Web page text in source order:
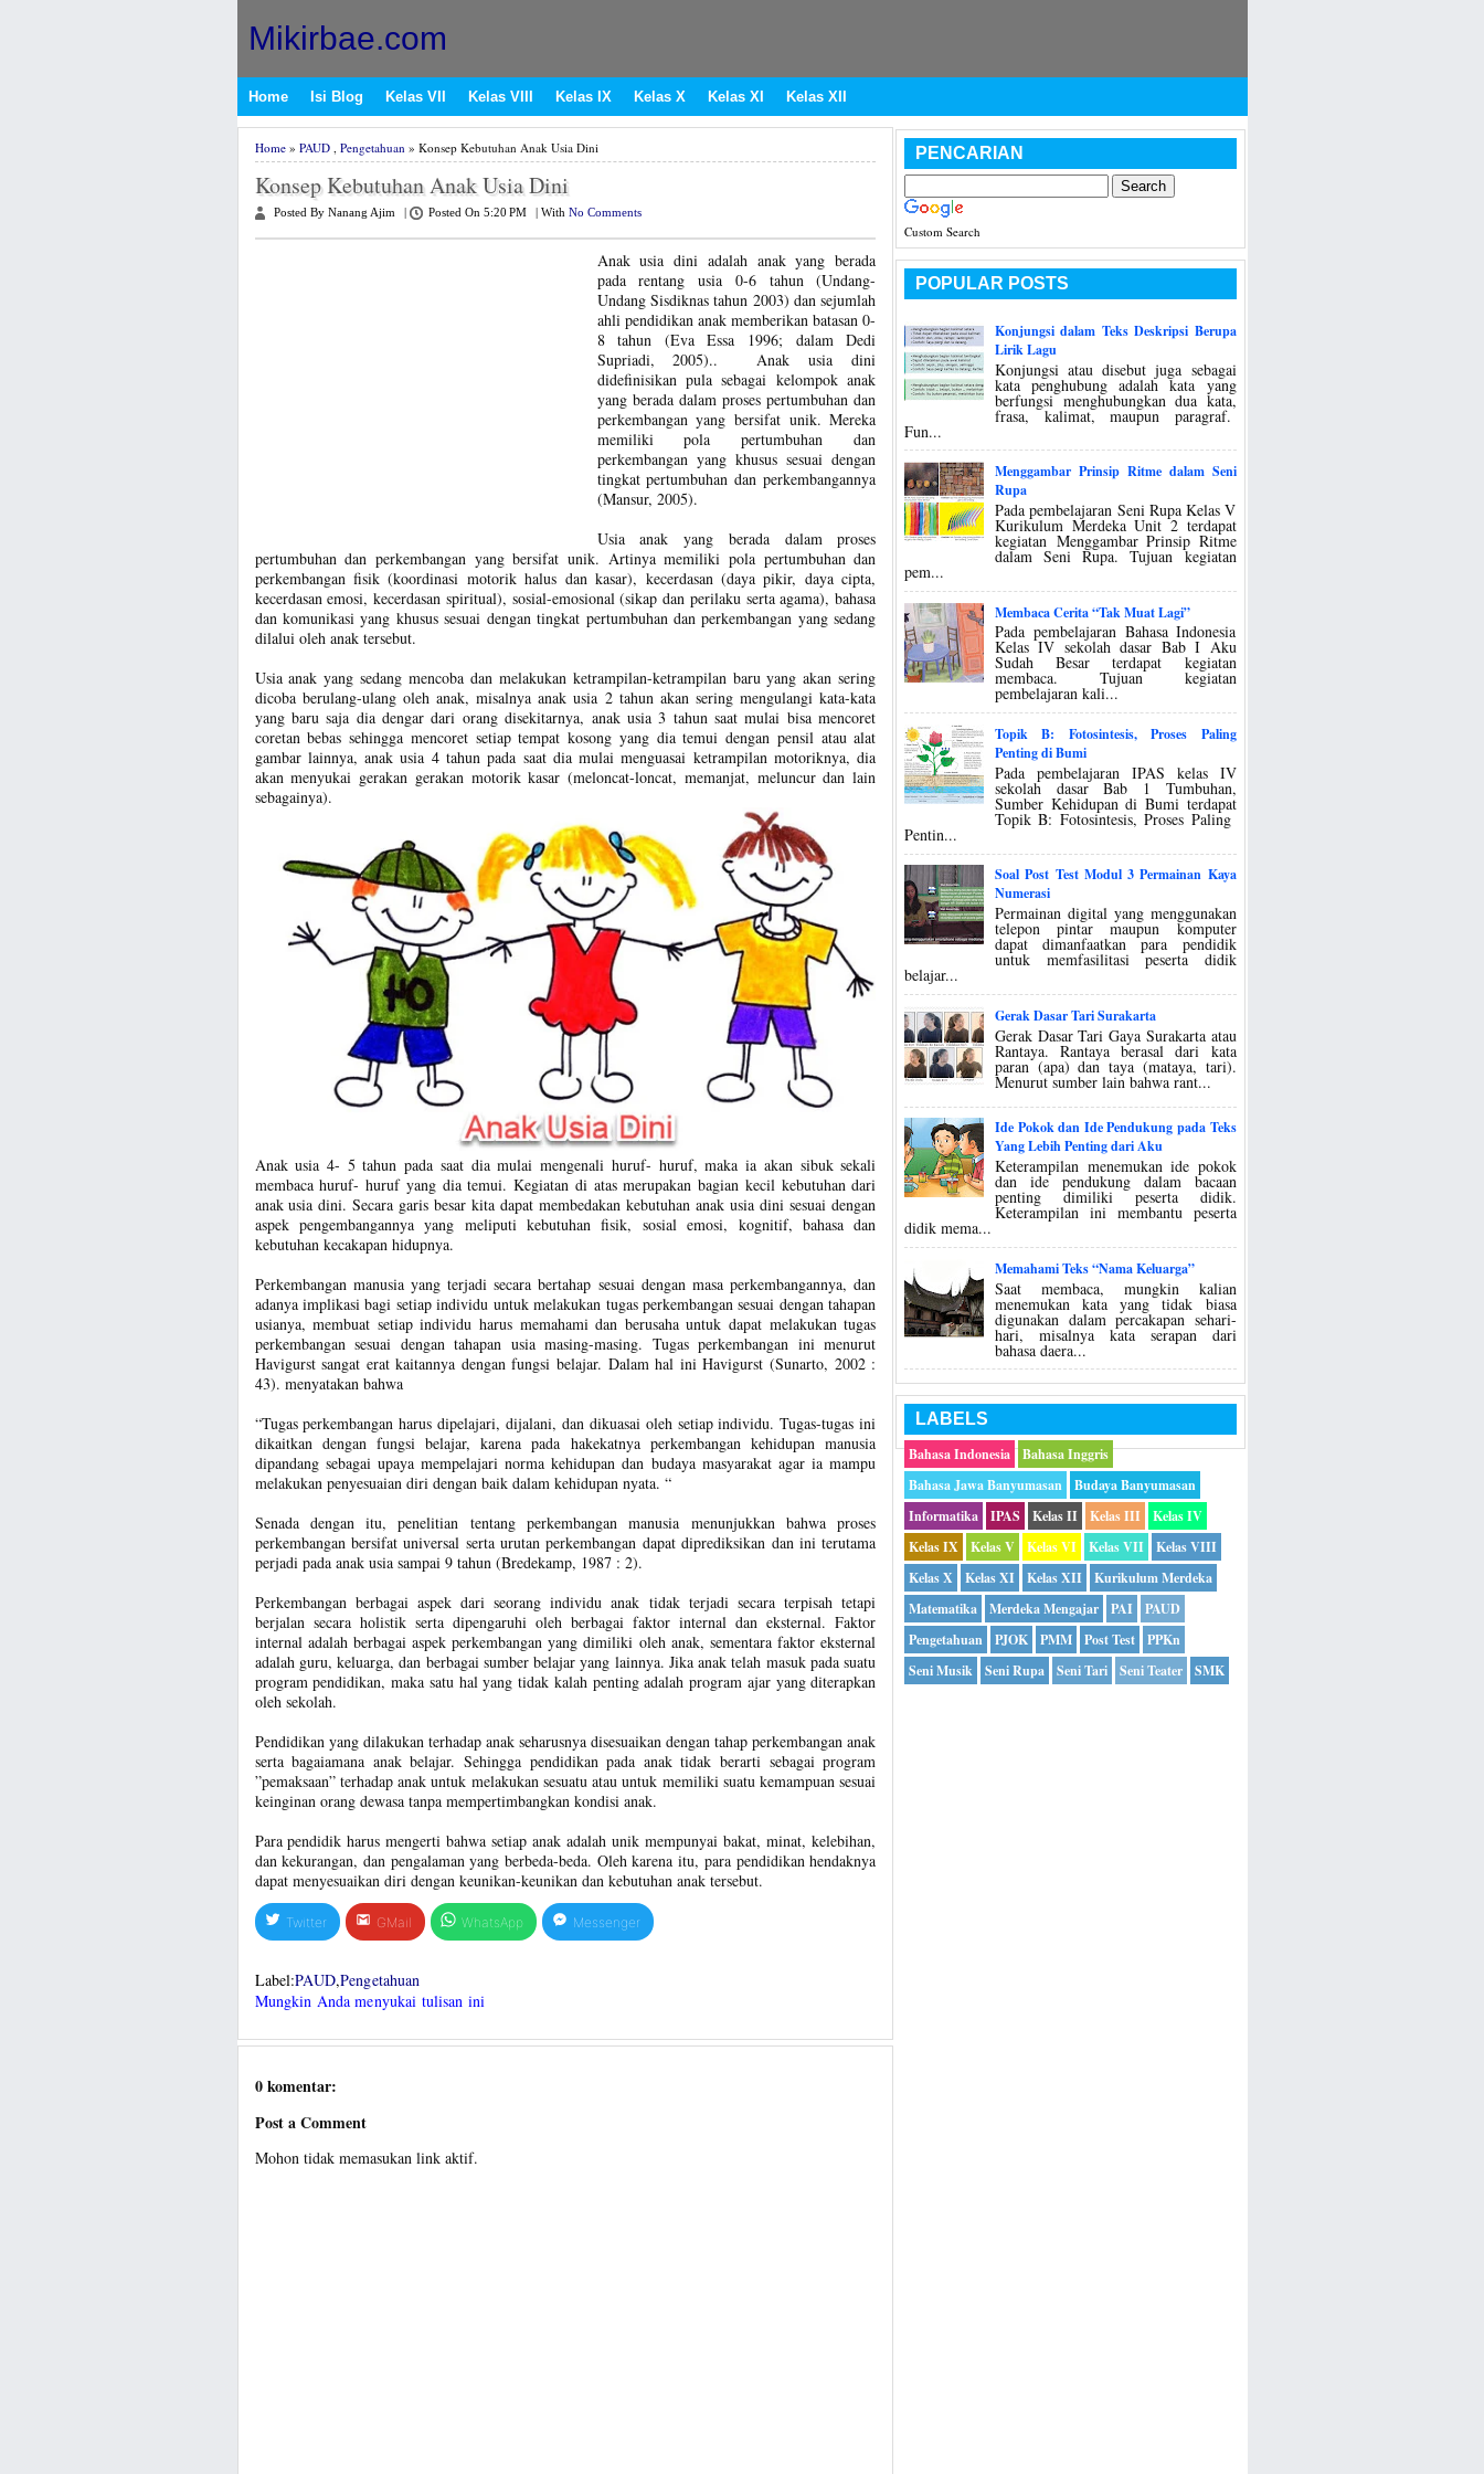
Mikirbae.com
Home Isi Blog Kelas VII Kelas VIII Kelas IX Kelas X Kelas XI Kelas XII
Home» PAUD, Pengetahuan» Konsep Kebutuhan Anak Usia Dini
Konsep Kebutuhan Anak Usia Dini
Posted By Nanang Ajim Posted On 5:20 PM With No Comments
Anak usia dini adalah anak yang berada
pada rentang usia 0-6 tahun (Undang-
Undang Sisdiknas tahun 2003) dan sejumlah
ahli pendidikan anak memberikan batasan 0-
8 tahun (Eva Essa 1996; dalam Dedi
Supriadi, 2005).. Anak usia dini
didefinisikan pula sebagai kelompok anak
yang berada dalam proses pertumbuhan dan
perkembangan yang bersifat unik. Mereka
memiliki pola pertumbuhan dan
perkembangan yang khusus sesuai dengan
tingkat pertumbuhan dan perkembangannya
(Mansur, 2005).
Usia anak yang berada dalam proses
pertumbuhan dan perkembangan yang bersifat unik. Artinya memiliki pola pertumbuhan dan
perkembangan fisik (koordinasi motorik halus dan kasar), kecerdasan (daya pikir, daya cipta,
kecerdasan emosi, kecerdasan spiritual), sosial-emosional (sikap dan perilaku serta agama), bahasa
dan komunikasi yang khusus sesuai dengan tingkat pertumbuhan dan perkembangan yang sedang
dilalui oleh anak tersebut.
Usia anak yang sedang mencoba dan melakukan ketrampilan-ketrampilan baru yang akan sering
dicoba berulang-ulang oleh anak, misalnya anak usia 2 tahun akan sering mengulangi kata-kata
yang baru saja dia dengar dari orang disekitarnya, anak usia 3 tahun saat mulai bisa mencoret
coretan bebas sehingga mencoret setiap tempat kosong yang dia temui dengan pensil atau alat
gambar lainnya, anak usia 4 tahun pada saat dia mulai menguasai ketrampilan motoriknya, dia
akan menyukai gerakan gerakan motorik kasar (meloncat-loncat, memanjat, meluncur dan lain
sebagainya).
Anak usia 4- 5 tahun pada saat dia mulai mengenali huruf- huruf, maka ia akan sibuk sekali
membaca huruf- huruf yang dia temui. Kegiatan di atas merupakan bagian kecil kebutuhan dari
anak usia dini. Secara garis besar kita dapat membedakan kebutuhan anak usia dini sesuai dengan
aspek pengembangannya yang meliputi kebutuhan fisik, sosial emosi, kognitif, bahasa dan
kebutuhan kecakapan hidupnya.
Perkembangan manusia yang terjadi secara bertahap sesuai dengan masa perkembangannya, dan
adanya implikasi bagi setiap individu untuk melakukan tugas perkembangan sesuai dengan tahapan
usianya, membuat setiap individu harus memahami dan berusaha untuk dapat melakukan tugas
perkembangan sesuai dengan tahapan usia masing-masing. Tugas perkembangan ini menurut
Havigurst sangat erat kaitannya dengan fungsi belajar. Dalam hal ini Havigurst (Sunarto, 2002 :
43). menyatakan bahwa
“Tugas perkembangan harus dipelajari, dijalani, dan dikuasai oleh setiap individu. Tugas-tugas ini
dikaitkan dengan fungsi belajar, karena pada hakekatnya perkembangan kehidupan manusia
dipandang sebagai upaya mempelajari norma kehidupan dan budaya masyarakat agar ia mampu
melakukan penyesuaian diri dengan baik dalam kehidupan nyata. “
Senada dengan itu, penelitian tentang perkembangan manusia menunjukkan bahwa proses
perkembangan bersifat universal serta urutan perkembangan dapat diprediksikan dan ini terutama
perjadi pada anak usia sampai 9 tahun (Bredekamp, 1987 : 2).
Perkembangan berbagai aspek dari seorang individu anak tidak terjadi secara terpisah tetapi
berjalan secara holistik serta dipengaruhi oleh berbagai faktor internal dan eksternal. Faktor
internal adalah berbagai aspek perkembangan yang dimiliki oleh anak, sementara faktor eksternal
adalah guru, keluarga, dan berbagai sumber belajar yang lainnya. Jika anak telah masuk pada suatu
program pendidikan, maka satu hal yang tidak kalah penting adalah program ajar yang diterapkan
oleh sekolah.
Pendidikan yang dilakukan terhadap anak seharusnya disesuaikan dengan tahap perkembangan anak
serta bagaiamana anak belajar. Sehingga pendidikan pada anak tidak berarti sebagai program
”pemaksaan” terhadap anak untuk melakukan sesuatu atau untuk memiliki suatu kemampuan sesuai
keinginan orang dewasa tanpa mempertimbangkan kondisi anak.
Para pendidik harus mengerti bahwa setiap anak adalah unik mempunyai bakat, minat, kelebihan,
dan kekurangan, dan pengalaman yang berbeda-beda. Oleh karena itu, para pendidikan hendaknya
dapat menyesuaikan diri dengan keunikan-keunikan dan kebutuhan anak tersebut.
Twitter GMail WhatsApp Messenger
Label:PAUD,Pengetahuan
Mungkin Anda menyukai tulisan ini
0 komentar:
Post a Comment
Mohon tidak memasukan link aktif.
PENCARIAN
Custom Search
POPULAR POSTS
Konjungsi dalam Teks Deskripsi Berupa
Lirik Lagu
Konjungsi atau disebut juga sebagai
kata penghubung adalah kata yang
berfungsi menghubungkan dua kata,
frasa, kalimat, maupun paragraf.
Fun...
Menggambar Prinsip Ritme dalam Seni
Rupa
Pada pembelajaran Seni Rupa Kelas V
Kurikulum Merdeka Unit 2 terdapat
kegiatan Menggambar Prinsip Ritme
dalam Seni Rupa. Tujuan kegiatan
pem...
Membaca Cerita “Tak Muat Lagi”
Pada pembelajaran Bahasa Indonesia
Kelas IV sekolah dasar Bab I Aku
Sudah Besar terdapat kegiatan
membaca. Tujuan kegiatan
pembelajaran kali...
Topik B: Fotosintesis, Proses Paling
Penting di Bumi
Pada pembelajaran IPAS kelas IV
sekolah dasar Bab 1 Tumbuhan,
Sumber Kehidupan di Bumi terdapat
Topik B: Fotosintesis, Proses Paling
Pentin...
Soal Post Test Modul 3 Permainan Kaya
Numerasi
Permainan digital yang menggunakan
telepon pintar maupun komputer
dapat dimanfaatkan para pendidik
untuk memfasilitasi peserta didik
belajar...
Gerak Dasar Tari Surakarta
Gerak Dasar Tari Gaya Surakarta atau
Rantaya. Rantaya berasal dari kata
paran (apa) dan taya (mataya, tari).
Menurut sumber lain bahwa rant...
Ide Pokok dan Ide Pendukung pada Teks
Yang Lebih Penting dari Aku
Keterampilan menemukan ide pokok
dan ide pendukung dalam bacaan
penting dimiliki peserta didik.
Keterampilan ini membantu peserta
didik mema...
Memahami Teks “Nama Keluarga”
Saat membaca, mungkin kalian
menemukan kata yang tidak biasa
digunakan dalam percakapan sehari-
hari, misalnya kata serapan dari
bahasa daera...
LABELS
Bahasa Indonesia
Bahasa Inggris
Bahasa Jawa Banyumasan
Budaya Banyumasan
Informatika
IPAS Kelas II Kelas III
Kelas IV
Kelas IX
Kelas V Kelas VI Kelas VII
Kelas VIII
Kelas X
Kelas XI Kelas XII
Kurikulum Merdeka
Matematika
Merdeka Mengajar PAI
PAUD
Pengetahuan
PJOK PMM Post Test
PPKn
Seni Musik
Seni Rupa Seni Tari Seni Teater SMK